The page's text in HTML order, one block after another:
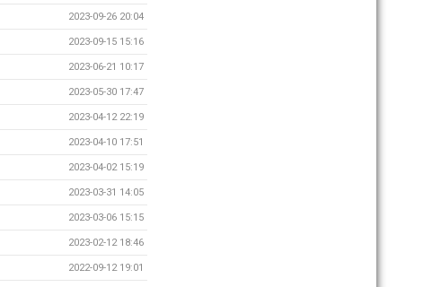
2023-09-26 20:04
2023-09-15 15:16
2023-06-21 10:17
2023-05-30 17:47
2023-04-12 22:19
2023-04-10 17:51
2023-04-02 15:19
2023-03-31 14:05
2023-03-06 15:15
2023-02-12 18:46
2022-09-12 19:01